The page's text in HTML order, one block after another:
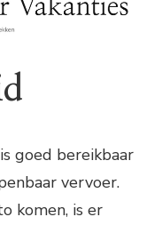
goed bereikbaar
vervoer.
komen, is er